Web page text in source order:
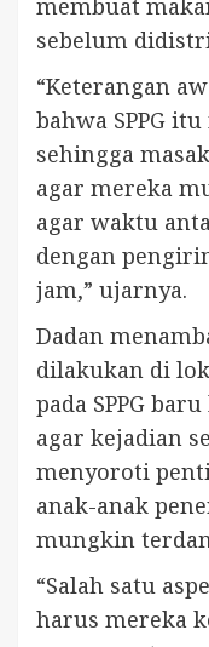
sebelum
“Keterangan
bahwa SPPG
sehingga
agar mereka
agar waktu
dengan
jam,” ujarnya.
Dadan
dilakukan di
pada SPPG
agar kejadian
menyoroti
anak-anak
mungkin
“Salah satu
harus mereka